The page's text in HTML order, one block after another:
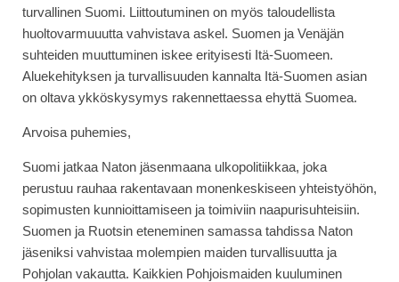
turvallinen Suomi. Liittoutuminen on myös taloudellista
huoltovarmuuutta vahvistava askel. Suomen ja Venäjän
suhteiden muuttuminen iskee erityisesti Itä-Suomeen.
Aluekehityksen ja turvallisuuden kannalta Itä-Suomen asian
on oltava ykköskysymys rakennettaessa ehyttä Suomea.
Arvoisa puhemies,
Suomi jatkaa Naton jäsenmaana ulkopolitiikkaa, joka
perustuu rauhaa rakentavaan monenkeskiseen yhteistyöhön,
sopimusten kunnioittamiseen ja toimiviin naapurisuhteisiin.
Suomen ja Ruotsin eteneminen samassa tahdissa Naton
jäseniksi vahvistaa molempien maiden turvallisuutta ja
Pohjolan vakautta. Kaikkien Pohjoismaiden kuuluminen